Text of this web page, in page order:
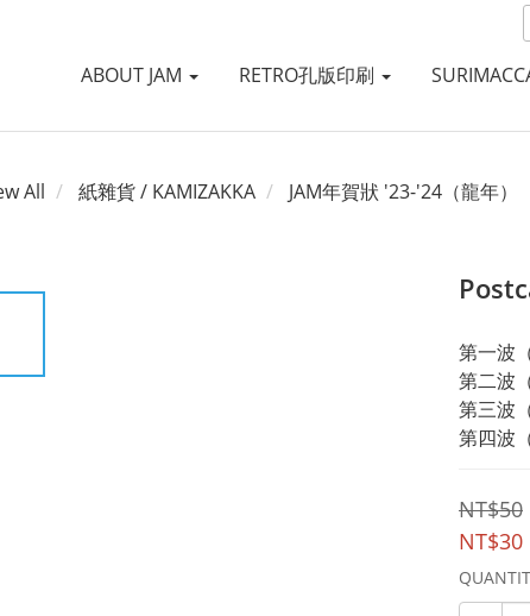
ABOUT JAM RETRO孔版印刷
All 紙雜貨 / KAMIZAKKA JAM年賀狀 '23-'24（龍年）
第一波
第二波
第三波
第四波
NT$50
NT$30